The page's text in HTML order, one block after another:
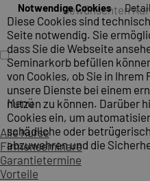
Menü
Alle Kurse
Firmenseminare
Garantietermine
Vorteile
Notwendige Cookies
Diese Cookies sind
Seite notwendig. Sie
dass Sie die Webseite
Seminarkorb befüllen
von Cookies, ob Sie in
unsere Dienste bei einem
nutzen zu können. Darüber
Cookies ein, um
schädliche oder
abzuwehren und die